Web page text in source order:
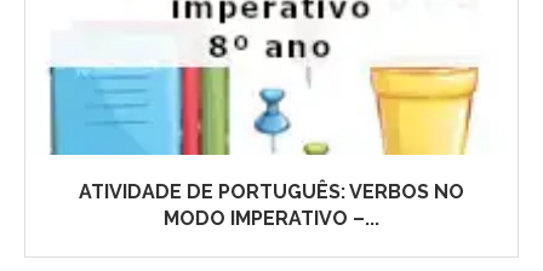
ATIVIDADE DE PORTUGUÊS: VERBOS NO
MODO IMPERATIVO –...